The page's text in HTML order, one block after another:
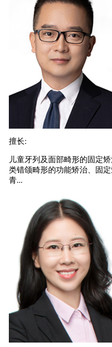
擅长:
儿童牙列及面部畸形的固定
类错颌畸形的功能矫治、固
青...